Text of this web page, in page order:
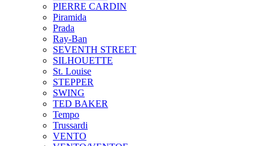
PIERRE CARDIN
Piramida
Prada
Ray-Ban
SEVENTH STREET
SILHOUETTE
St. Louise
STEPPER
SWING
TED BAKER
Tempo
Trussardi
VENTO